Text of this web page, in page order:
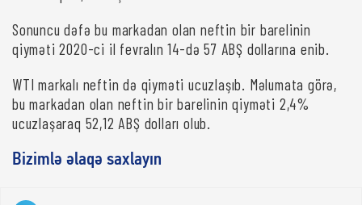
Sonuncu dəfə bu markadan olan neftin bir barelinin
qiyməti 2020-ci il fevralın 14-də 57 ABŞ dollarına enib.
WTI markalı neftin də qiyməti ucuzlaşıb. Məlumata görə,
bu markadan olan neftin bir barelinin qiyməti 2,4%
ucuzlaşaraq 52,12 ABŞ dolları olub.
Bizimlə əlaqə saxlayın